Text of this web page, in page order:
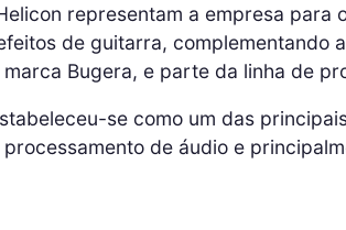
representam a empresa para
de guitarra, complementando
Bugera, e parte da linha de
se como um das
de áudio e